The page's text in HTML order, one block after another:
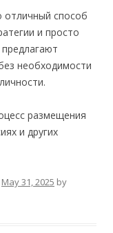
способ
и просто
необходимости
размещения
и других
May 31, 2025 by